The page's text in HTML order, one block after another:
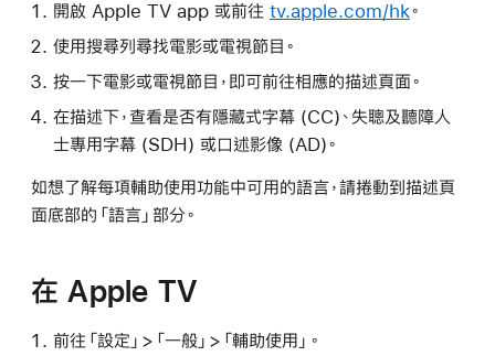
開啟 Apple TV app 或前往 tv.apple.com/hk。
使用搜尋列尋找電影或電視節目。
按一下電影或電視節目，即可前往相應的描述頁面。
在描述下，查看是否有隱藏式字幕 (CC)、失聰及聽障人
士專用字幕 (SDH) 或口述影像 (AD)。
如想了解每項輔助使用功能中可用的語言，請捲動到描述頁
面底部的「語言」部分。
在 Apple TV
前往「設定」>「一般」>「輔助使用」。